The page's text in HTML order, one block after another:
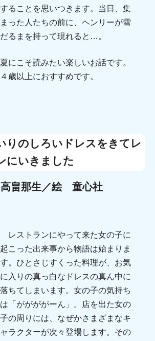
することを思いつきます。当日、集
まった人たちの前に、ヘンリーが雪
だるまを持って現れると…。
夏にこそ読みたい楽しいお話です。
４歳以上におすすめです。
りのしろいドレスをきてレ
にいきました
畠那生／絵 童心社
レストランにやって来た女の子に
起こった出来事から物語は始まりま
す。ひとさじすくった料理が、お気
に入りの真っ白なドレスの真ん中に
落ちてしまいます。女の子の気持ち
は「ががががーん」。店を出た女の
子の周りには、なぜかさまざまなキ
ャラクターが次々登場します。その